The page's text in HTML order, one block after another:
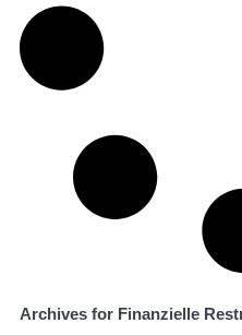
Archives for Finanzielle